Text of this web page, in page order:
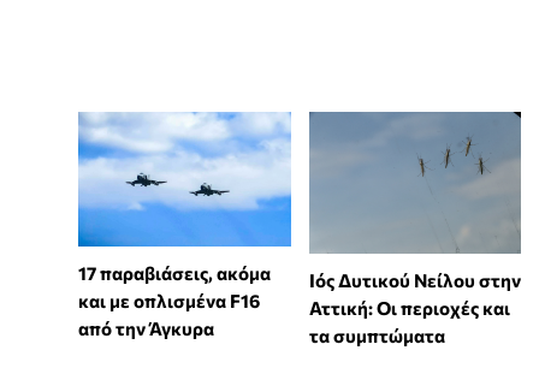
17 παραβιάσεις, ακόμα
και με οπλισμένα F16
από την Άγκυρα
Ιός Δυτικού Νείλου στην
Αττική: Οι περιοχές και
τα συμπτώματα